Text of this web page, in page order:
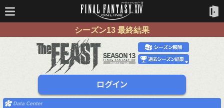
シーズン13 最終結果